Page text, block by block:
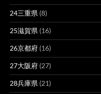
24三重県 (8)
25滋賀県 (16)
26京都府 (16)
27大阪府 (27)
28兵庫県 (21)